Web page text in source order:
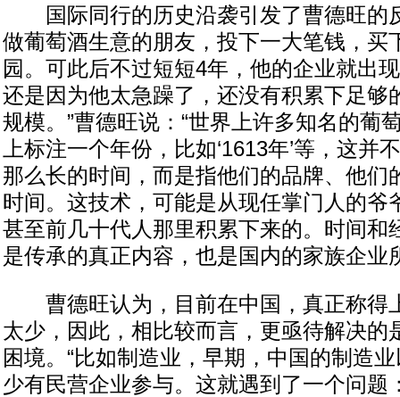
国际同行的历史沿袭引发了曹德旺的
做葡萄酒生意的朋友，投下一大笔钱，买
园。可此后不过短短4年，他的企业就出
还是因为他太急躁了，还没有积累下足够
规模。”曹德旺说：“世界上许多知名的葡
上标注一个年份，比如‘1613年’等，这并
那么长的时间，而是指他们的品牌、他们
时间。这技术，可能是从现任掌门人的爷
甚至前几十代人那里积累下来的。时间和
是传承的真正内容，也是国内的家族企业
曹德旺认为，目前在中国，真正称得
太少，因此，相比较而言，更亟待解决的
困境。“比如制造业，早期，中国的制造
少有民营企业参与。这就遇到了一个问题